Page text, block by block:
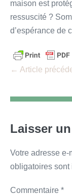
maison est
ressuscité ?
d’espérance de
Navigation
← Article
Laisser
Votre adresse
obligatoires
Commentaire *